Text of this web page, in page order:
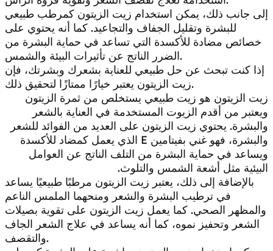
إلى جانب ذلك، يمكن استخدام زيت الزيتون كمرطب طبيعي
للبشرة وتقليل الجفاف والتجاعيد. كما أنه يحتوي على
خصائص مضادة للأكسدة التي تساعد في حماية البشرة من
الضرر الناتج عن تأثيرات البيئة والشمس.
إذا كنت تبحث عن حل طبيعي للعناية بشعرك وبشرتك، فإن
زيت الزيتون يعتبر خيارًا ممتازًا لتحقيق ذلك.
زيت الزيتون هو زيت طبيعي يستخلص من ثمرة الزيتون
ويعتبر من أقدم الزيوت المستخدمة في العناية بالشعر
والبشرة. يحتوي زيت الزيتون على العديد من الفوائد للشعر
والبشرة، فهو غني بفيتامين E الذي يعمل كمضاد للأكسدة
ويساعد في حماية البشرة من التلف الناتج عن العوامل
البيئية مثل أشعة الشمس والتلوث.
بالإضافة إلى ذلك، يعتبر زيت الزيتون مرطبًا طبيعيًا يساعد
في ترطيب البشرة والشعر ومنحهما الملمس الناعم
والمظهر الصحي. كما يعمل زيت الزيتون على تقوية بصيلات
الشعر وتحفيز نموه، كما أنه يساعد في علاج الشعر الجاف
والتقصف.